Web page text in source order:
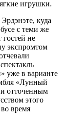
игрушки.
куда
с теми же
гостей не
экспромтом
уже в варианте
«Лунный
отточенным
этого
время